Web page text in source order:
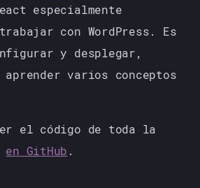
especialmente
con WordPress. Es
y desplegar,
aprender varios conceptos
el código de toda la
en GitHub .